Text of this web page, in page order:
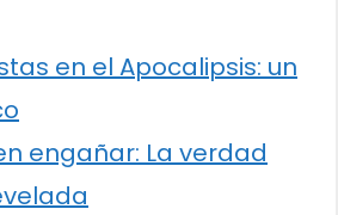
en el Apocalipsis: un
engañar: La verdad